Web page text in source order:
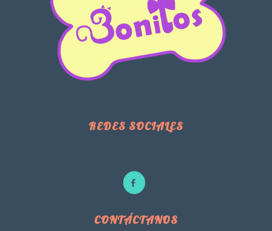
REDES SOCIALES
CONTÁCTANOS